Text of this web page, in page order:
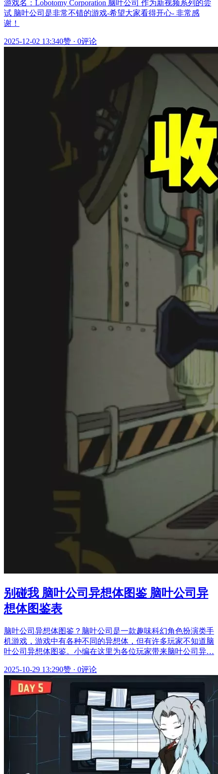
游戏名：Lobotomy Corporation 脑叶公司 作为新视频系列的尝
试 脑叶公司是非常不错的游戏-希望大家看得开心- 非常感
谢！
2025-12-02 13:340赞 · 0评论
别碰我 脑叶公司异想体图鉴 脑叶公司异
想体图鉴表
脑叶公司异想体图鉴？脑叶公司是一款趣味科幻角色扮演类手
机游戏，游戏中有各种不同的异想体，但有许多玩家不知道脑
叶公司异想体图鉴。小编在这里为各位玩家带来脑叶公司异…
2025-10-29 13:290赞 · 0评论